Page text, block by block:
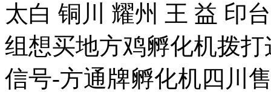
太白 铜川 耀州 王 益 印
组想买地方鸡孵化机拨打
信号-方通牌孵化机四川